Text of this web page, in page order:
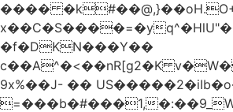
����
x��C�S����=�y
�f�DKN���Y��
c��A^�<��nR[g2�K
9x%��J- ��
=���b�#���1,